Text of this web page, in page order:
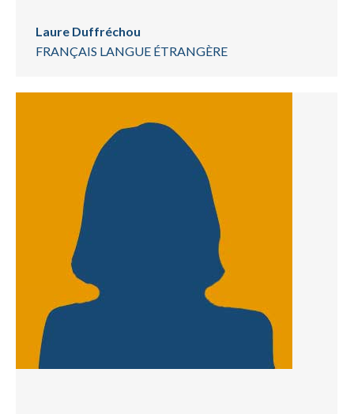
Laure Duffréchou
FRANÇAIS LANGUE ÉTRANGÈRE